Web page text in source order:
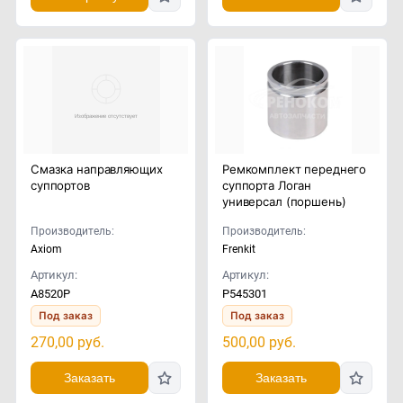
Смазка направляющих
суппортов
Производитель:
Axiom
Артикул:
A8520P
Под заказ
270,00 руб.
Заказать
Ремкомплект переднего
суппорта Логан
универсал (поршень)
Производитель:
Frenkit
Артикул:
P545301
Под заказ
500,00 руб.
Заказать